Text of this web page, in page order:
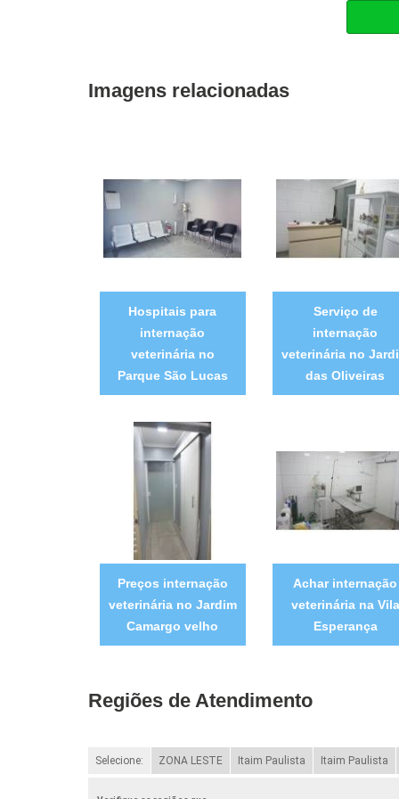
Imagens relacionadas
Hospitais para
internação
veterinária no
Parque São Lucas
Serviço de
internação
veterinária no
das Oliveiras
Preços internação
veterinária no Jardim
Camargo velho
Achar internação
veterinária na Vila
Esperança
Regiões de Atendimento
Selecione: ZONA LESTE Itaim Paulista Itaim Paulista